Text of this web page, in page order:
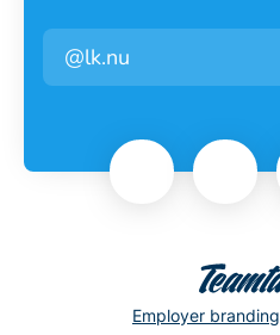
@lk.nu
Employer branding